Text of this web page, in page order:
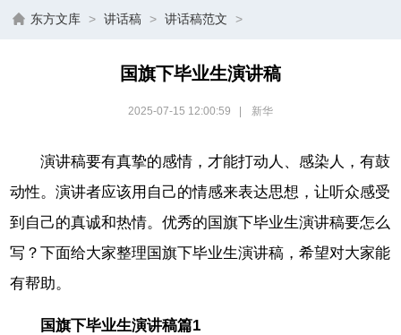
东方文库 > 讲话稿 > 讲话稿范文 >
国旗下毕业生演讲稿
2025-07-15 12:00:59 新华
演讲稿要有真挚的感情，才能打动人、感染人，有鼓
动性。演讲者应该用自己的情感来表达思想，让听众感受
到自己的真诚和热情。优秀的国旗下毕业生演讲稿要怎么
写？下面给大家整理国旗下毕业生演讲稿，希望对大家能
有帮助。
国旗下毕业生演讲稿篇1